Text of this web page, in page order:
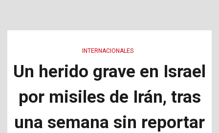
INTERNACIONALES
Un herido grave en Israel
por misiles de Irán, tras
una semana sin reportar